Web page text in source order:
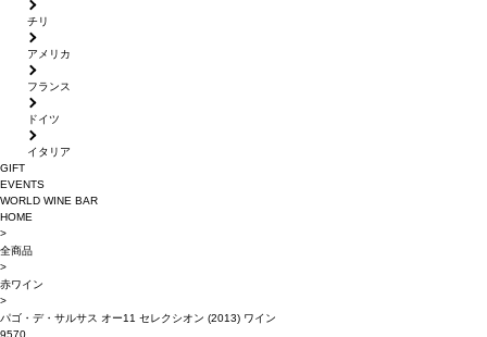
チリ
アメリカ
フランス
ドイツ
イタリア
GIFT
EVENTS
WORLD WINE BAR
HOME
>
全商品
>
赤ワイン
>
パゴ・デ・サルサス オー11 セレクシオン (2013) ワイン
9570